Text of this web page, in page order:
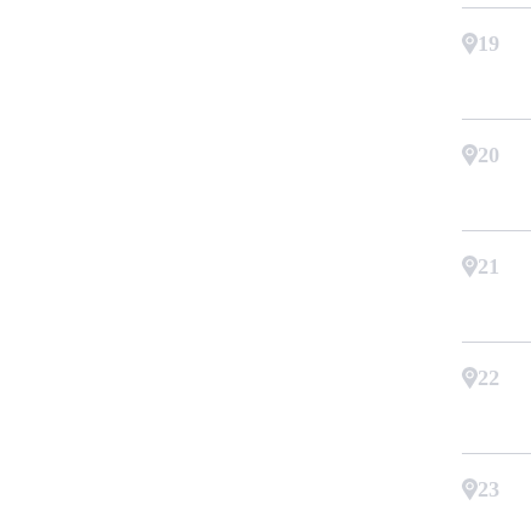
19
20
21
22
23